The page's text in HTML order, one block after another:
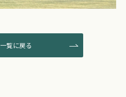
一覧に戻る